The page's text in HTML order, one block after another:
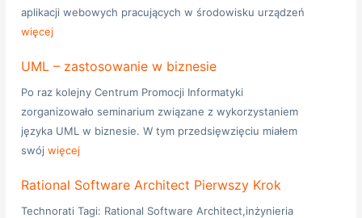
aplikacji webowych pracujących w środowisku urządzeń
więcej
UML – zastosowanie w biznesie
Po raz kolejny Centrum Promocji Informatyki
zorganizowało seminarium związane z wykorzystaniem
języka UML w biznesie. W tym przedsięwzięciu miałem
swójwięcej
Rational Software Architect Pierwszy Krok
Technorati Tagi: Rational Software Architect,inżynieria